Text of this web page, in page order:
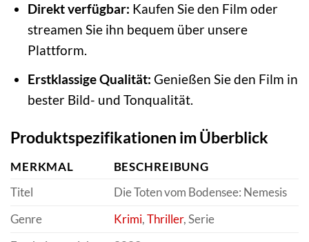
Direkt verfügbar: Kaufen Sie den Film oder
streamen Sie ihn bequem über unsere
Plattform.
Erstklassige Qualität: Genießen Sie den Film in
bester Bild- und Tonqualität.
Produktspezifikationen im Überblick
MERKMAL
BESCHREIBUNG
Titel
Die Toten vom Bodensee: Nemesis
Genre
Krimi,Thriller, Serie